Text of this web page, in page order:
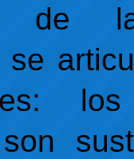
de
se
los